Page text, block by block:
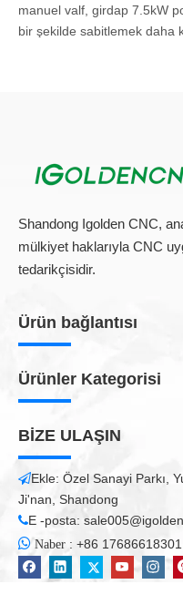
manuel valf, girdap 7.5kW
bir şekilde sabitlemek daha
Kabine Yapma Avantajları
tasarımın sertliği sayesinde
bile maksimum hassasiyet
• Minimum alanda
yapılmış 5 eksenli çalışma
bir şekli bile.
Shandong Igolden CNC,
mülkiyet haklarıyla CNC
tedarikçisidir.
Ürün bağlantısı
Ürünler Kategorisi
BİZE ULAŞIN
Ekle: Özel Sanayi Parkı,
Ji'nan, Shandong
E -posta:
 Naber : +86 17686618301